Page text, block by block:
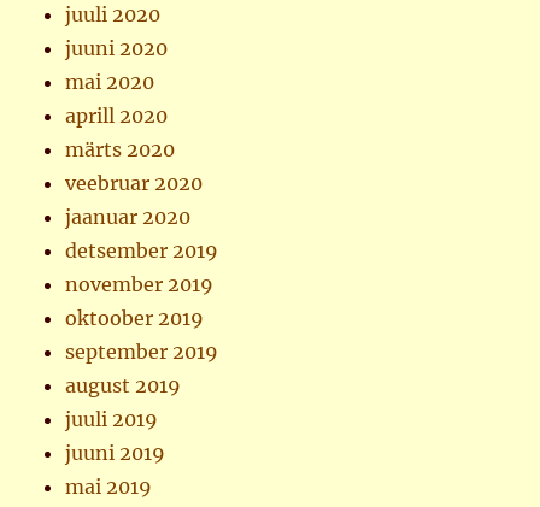
juuli 2020
juuni 2020
mai 2020
aprill 2020
märts 2020
veebruar 2020
jaanuar 2020
detsember 2019
november 2019
oktoober 2019
september 2019
august 2019
juuli 2019
juuni 2019
mai 2019